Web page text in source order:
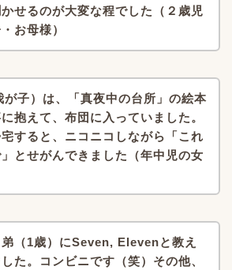
せるのが大変な程でした（２歳児
お母様）
が子）は、「真夜中の台所」の絵本
抱えて、布団に入っていました。
すると、ニコニコしながら「これ
とせがんできました（年中児の女
（1歳）にSeven, Elevenと教え
た。コンビニです（笑） その他、